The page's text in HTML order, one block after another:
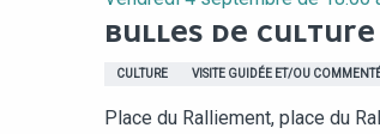
BULLES DE
CULTURE VISITE GUIDÉE ET/OU
Place du Ralliement, place du